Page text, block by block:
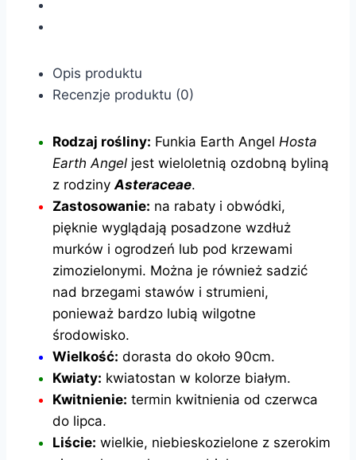
Opis produktu
Recenzje produktu (0)
Rodzaj rośliny: Funkia Earth Angel Hosta
Earth Angel jest wieloletnią ozdobną byliną
z rodziny Asteraceae.
Zastosowanie: na rabaty i obwódki,
pięknie wyglądają posadzone wzdłuż
murków i ogrodzeń lub pod krzewami
zimozielonymi. Można je również sadzić
nad brzegami stawów i strumieni,
ponieważ bardzo lubią wilgotne
środowisko.
Wielkość: dorasta do około 90cm.
Kwiaty: kwiatostan w kolorze białym.
Kwitnienie: termin kwitnienia od czerwca
do lipca.
Liście: wielkie, niebieskozielone z szerokim